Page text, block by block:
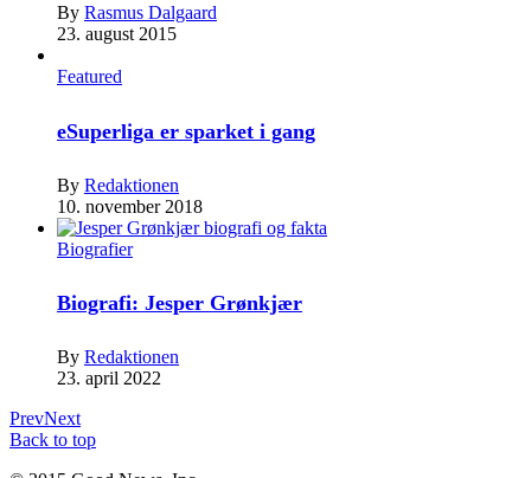
By Rasmus Dalgaard
23. august 2015
Featured
eSuperliga er sparket i gang
By Redaktionen
10. november 2018
Biografier
Biografi: Jesper Grønkjær
By Redaktionen
23. april 2022
PrevNext
Back to top